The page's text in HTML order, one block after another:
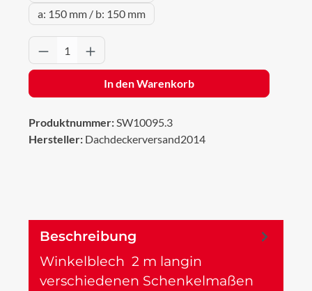
a: 150 mm / b: 150 mm
Produkt Anzahl: Gib den gewünschten
In den Warenkorb
Produktnummer:SW10095.3
Hersteller: Dachdeckerversand2014
Beschreibung
Winkelblech 2 m langin
verschiedenen Schenkelmaßen